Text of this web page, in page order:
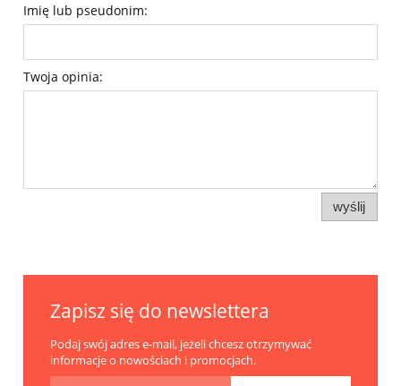
Imię lub pseudonim:
Twoja opinia:
wyślij
Zapisz się do newslettera
Podaj swój adres e-mail, jeżeli chcesz otrzymywać
informacje o nowościach i promocjach.